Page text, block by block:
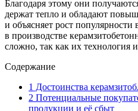
Благодаря этому они
держат тепло и обладают
и объясняет рост
в производстве
сложно, так как их технология
Содержание
1 Достоинства
2 Потенциальные
продукции и её сбыт